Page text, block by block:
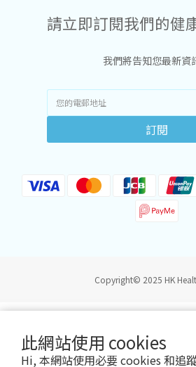
此網站使用 cookies
Hi, 本網站使用必要 cookies 和追
請立即訂閱我們的健
我們將告知您最新資
訂閱
Copyright© 2025 HK